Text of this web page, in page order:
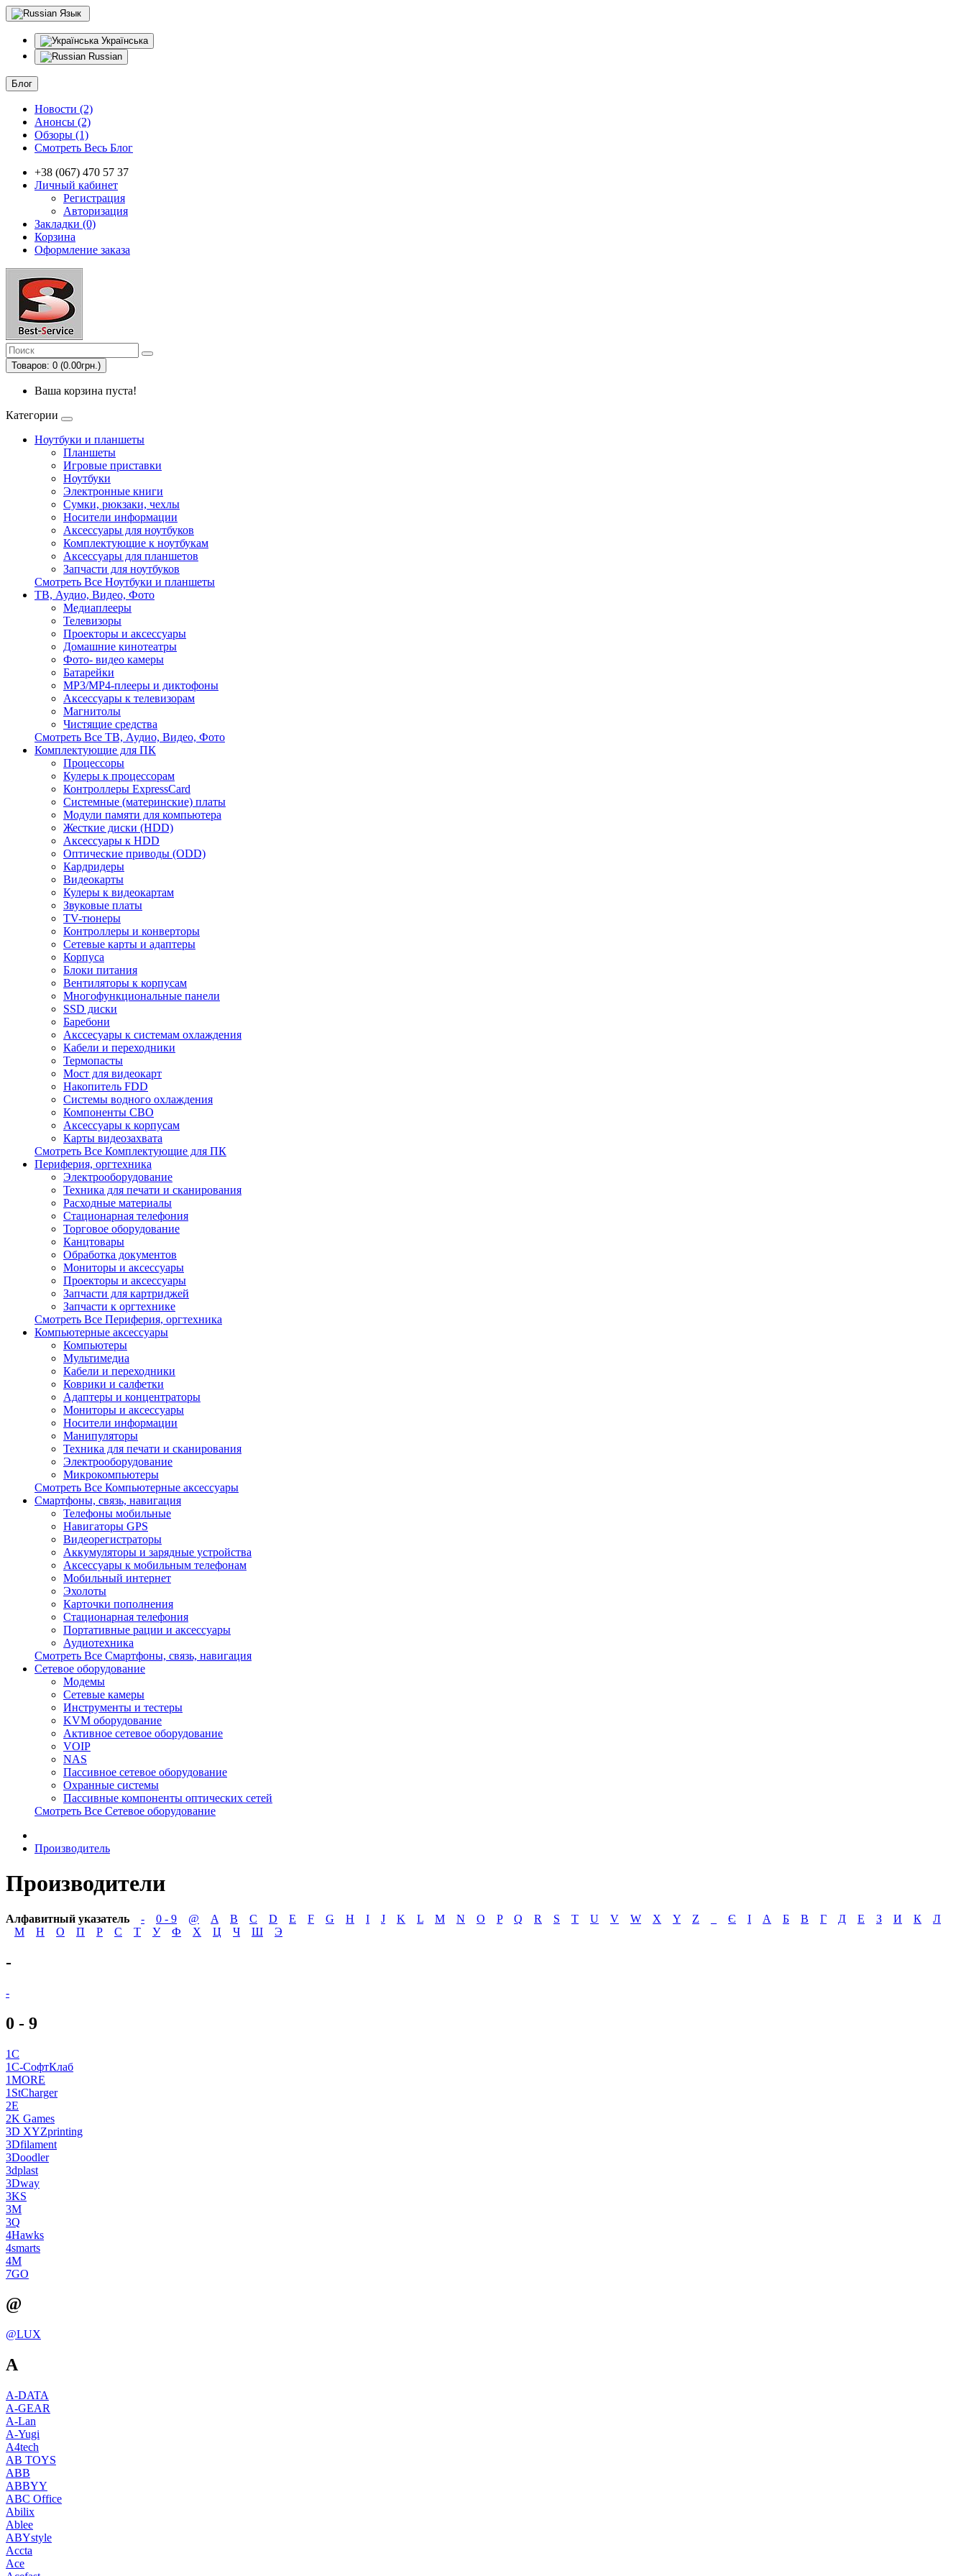
Язык
Українська
Russian
Блог
Новости (2)
Анонсы (2)
Обзоры (1)
Смотреть Весь Блог
+38 (067) 470 57 37
Личный кабинет
Регистрация
Авторизация
Закладки (0)
Корзина
Оформление заказа
Товаров: 0 (0.00грн.)
Ваша корзина пуста!
Категории
Ноутбуки и планшеты
Планшеты
Игровые приставки
Ноутбуки
Электронные книги
Сумки, рюкзаки, чехлы
Носители информации
Аксессуары для ноутбуков
Комплектующие к ноутбукам
Аксессуары для планшетов
Запчасти для ноутбуков
Смотреть Все Ноутбуки и планшеты
ТВ, Аудио, Видео, Фото
Медиаплееры
Телевизоры
Проекторы и аксессуары
Домашние кинотеатры
Фото- видео камеры
Батарейки
MP3/MP4-плееры и диктофоны
Аксессуары к телевизорам
Магнитолы
Чистящие средства
Смотреть Все ТВ, Аудио, Видео, Фото
Комплектующие для ПК
Процессоры
Кулеры к процессорам
Контроллеры ExpressCard
Системные (материнские) платы
Модули памяти для компьютера
Жесткие диски (HDD)
Аксессуары к HDD
Оптические приводы (ODD)
Кардридеры
Видеокарты
Кулеры к видеокартам
Звуковые платы
TV-тюнеры
Контроллеры и конверторы
Сетевые карты и адаптеры
Корпуса
Блоки питания
Вентиляторы к корпусам
Многофункциональные панели
SSD диски
Баребони
Акссесуары к системам охлаждения
Кабели и переходники
Термопасты
Мост для видеокарт
Накопитель FDD
Системы водного охлаждения
Компоненты СВО
Аксессуары к корпусам
Карты видеозахвата
Смотреть Все Комплектующие для ПК
Периферия, оргтехника
Электрооборудование
Техника для печати и сканирования
Расходные материалы
Стационарная телефония
Торговое оборудование
Канцтовары
Обработка документов
Мониторы и аксессуары
Проекторы и аксессуары
Запчасти для картриджей
Запчасти к оргтехнике
Смотреть Все Периферия, оргтехника
Компьютерные аксессуары
Компьютеры
Мультимедиа
Кабели и переходники
Коврики и салфетки
Адаптеры и концентраторы
Мониторы и аксессуары
Носители информации
Манипуляторы
Техника для печати и сканирования
Электрооборудование
Микрокомпьютеры
Смотреть Все Компьютерные аксессуары
Смартфоны, связь, навигация
Телефоны мобильные
Навигаторы GPS
Видеорегистраторы
Аккумуляторы и зарядные устройства
Аксессуары к мобильным телефонам
Мобильный интернет
Эхолоты
Карточки пополнения
Стационарная телефония
Портативные рации и аксессуары
Аудиотехника
Смотреть Все Смартфоны, связь, навигация
Сетевое оборудование
Модемы
Сетевые камеры
Инструменты и тестеры
KVM оборудование
Активное сетевое оборудование
VOIP
NAS
Пассивное сетевое оборудование
Охранные системы
Пассивные компоненты оптических сетей
Смотреть Все Сетевое оборудование
Производитель
Производители
Алфавитный указатель - 0 - 9 @ A B C D E F G H I J K L M N O P Q R S T U V W X Y Z Є І А Б В Г Д Е З И К
Л
М
Н О П Р С Т У Ф Х Ц Ч Ш Э
-
-
0 - 9
1C
1C-СофтКлаб
1MORE
1StCharger
2E
2K Games
3D XYZprinting
3Dfilament
3Doodler
3dplast
3Dway
3KS
3M
3Q
4Hawks
4smarts
4М
7GO
@
@LUX
A
A-DATA
A-GEAR
A-Lan
A-Yugi
A4tech
AB TOYS
ABB
ABBYY
ABC Office
Abilix
Ablee
ABYstyle
Accta
Ace